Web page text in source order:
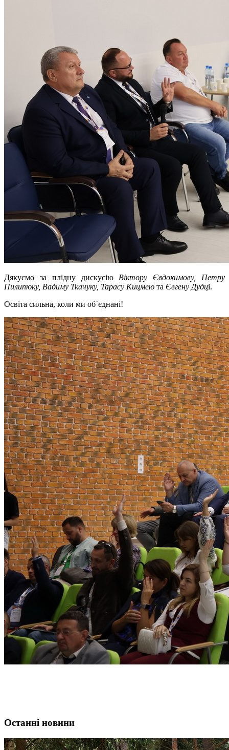
Дякуємо за плідну дискусію Віктору Євдокимову, Петру
Пилипюку, Вадиму Ткачуку, Тарасу Кицмею та Євгену Дудці.
Освіта сильна, коли ми об`єднані!
Останні новини